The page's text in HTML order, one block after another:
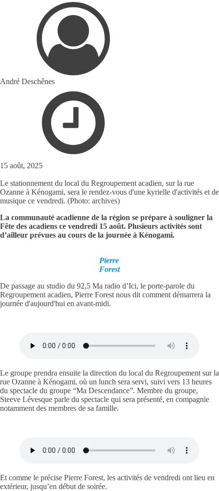
André Deschênes
15 août, 2025
Le stationnement du local du Regroupement acadien, sur la rue
Ozanne à Kénogami, sera le rendez-vous d'une kyrielle d'activités et de
musique ce vendredi. (Photo: archives)
La communauté acadienne de la région se prépare à souligner la
Fête des acadiens ce vendredi 15 août. Plusieurs activités sont
d’ailleur prévues au cours de la journée à Kénogami.
Pierre
Forest
De passage au studio du 92,5 Ma radio d’Ici, le porte-parole du
Regroupement acadien, Pierre Forest nous dit comment démarrera la
journée d'aujourd'hui en avant-midi.
Le groupe prendra ensuite la direction du local du Regroupement sur la
rue Ozanne à Kénogami, où un lunch sera servi, suivi vers 13 heures
du spectacle du groupe “Ma Descendance”. Membre du groupe,
Steeve Lévesque parle du spectacle qui sera présenté, en compagnie
notamment des membres de sa famille.
Et comme le précise Pierre Forest, les activités de vendredi ont lieu en
extérieur, jusqu’en début de soirée.